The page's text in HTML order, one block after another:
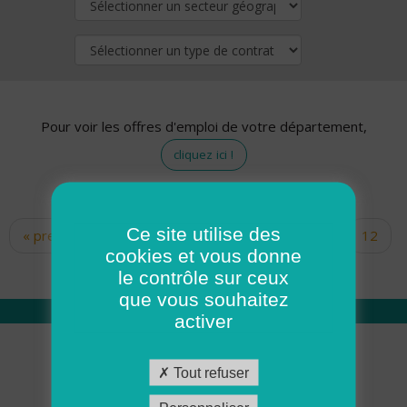
Pour voir les offres d'emploi de votre département,
cliquez ici !
Pages
« premier ‹ précédent … 10
12
14 15 16 17
Qui sommes nous
Académie ADMR
Ce site utilise des
cookies et vous donne
le contrôle sur ceux
que vous souhaitez
activer
Tout refuser